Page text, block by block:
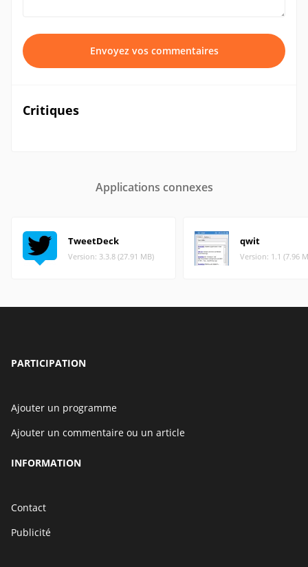
Envoyez vos commentaires
Critiques
Applications connexes
TweetDeck
Version: 3.3.8 (27.91 MB)
qwit
Version: 1.1 (7.96
PARTICIPATION
Ajouter un programme
Ajouter un commentaire ou un article
INFORMATION
Contact
Publicité